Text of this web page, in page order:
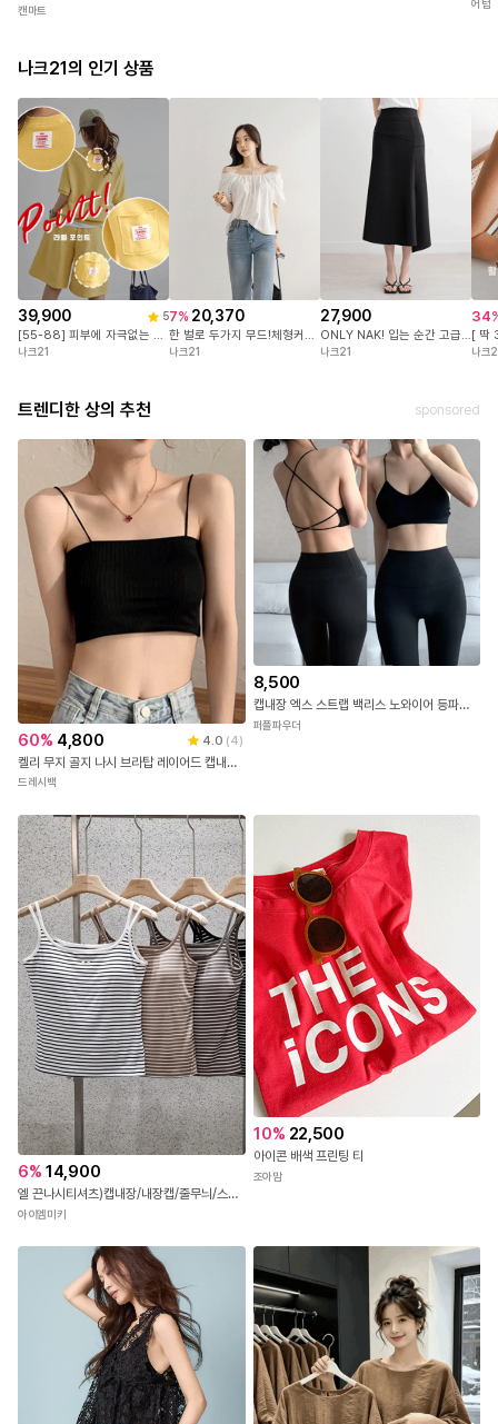
편안함을 동시에 챙겨주고,
단품으로도 이너와 레이어드해도
손쉽게 어울려 활용도가
높은 디자인입니다.
옷 자체가 주는 힘으로
꾸민 듯 안 꾸민 듯 자연스럽게
스타일을 살려주며, 사소한 디테일
하나하나가 완성도를 높여주는 니트라
오래도록 손이 가게 되는 아이템입니다.
캔마트
어텀
나크21의 인기 상품
39,900 5
[55-88] 피부에 자극없는 면100%! 센스있는 유니크 라벨 포인트! 변형없이 오래입는 3단쭈리 원단! #NAK MADE.
나크21
7% 20,370
한 벌로 두가지 무드!체형커버는 물론,입는 순간 분위기가 달라지는 퍼프 소매 블라우스
나크21
27,900
ONLY NAK! 입는 순간 고급스러움이 느껴지도록 세심하게 설계한 나크의 국내 자체제작 스커트 #NAK MADE.
나크21
34
나크
트렌디한 상의 추천 sponsored
60% 4,800 4.0 (4)
켈리 무지 골지 나시 브라탑 레이어드 캡내장 크롭 끈나시 런닝 민소매 브라 캡나시 노와이어 브라렛 탱크탑 여름 데일리 슬리브 캐미솔 이너웨어
드레시백
8,500
캡내장 엑스 스트랩 백리스 노와이어 등파인 브라렛 요가 필라테스 브라탑
퍼플파우더
6% 14,900
엘 끈나시티셔츠)캡내장/내장캡/줄무늬/스트라이프/스판굿/캡나시티셔츠/단가라나시티셔츠/숏기장/배색나시/줄무늬나시티/검은줄
아이엠미키
10% 22,500
아이콘 배색 프린팅 티
조아맘